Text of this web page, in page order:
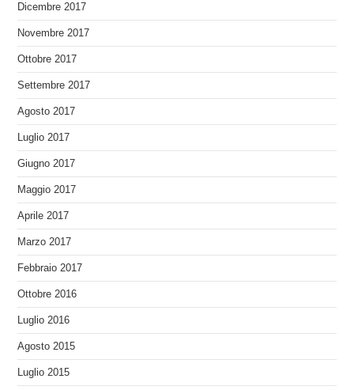
Dicembre 2017
Novembre 2017
Ottobre 2017
Settembre 2017
Agosto 2017
Luglio 2017
Giugno 2017
Maggio 2017
Aprile 2017
Marzo 2017
Febbraio 2017
Ottobre 2016
Luglio 2016
Agosto 2015
Luglio 2015